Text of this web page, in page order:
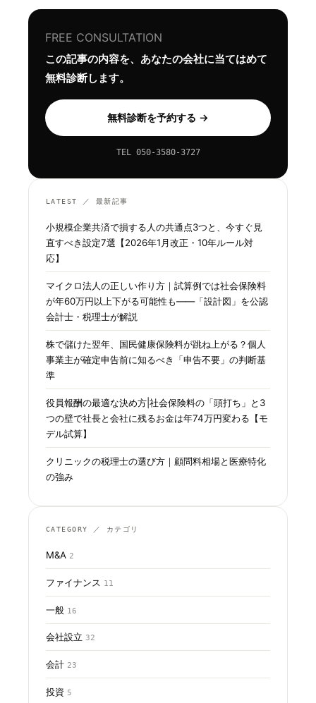
FREE CONSULTATION
この記事の内容を、あなたの会社に当てはめて
無料診断します。
無料診断を予約する →
TEL 050-3580-3727
LATEST ／ 最新記事
小規模企業共済で損する人の共通点3つと、今すぐ見
直すべき設定7選【2026年1月改正・10年ルール対
応】
マイクロ法人の正しい作り方｜試算例では社会保険料
が年60万円以上下がる可能性も——「設計図」を公認
会計士・税理士が解説
株で儲けた翌年、国民健康保険料が跳ね上がる？個人
事業主が確定申告前に知るべき「申告不要」の判断基
準
役員報酬の最適な決め方|社会保険料の「頭打ち」と3
つの壁で社長と会社に残るお金は年74万円変わる【モ
デル試算】
クリニックの税理士の選び方｜顧問料相場と医療特化
の強み
CATEGORY ／ カテゴリ
M&A 2
ファイナンス 11
一般 16
会社設立 32
会計 23
投資 5